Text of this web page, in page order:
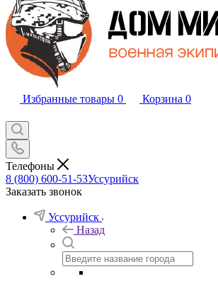
Избранные товары 0 Корзина 0
Телефоны
8 (800) 600-51-53Уссурийск
Заказать звонок
Уссурийск
Назад